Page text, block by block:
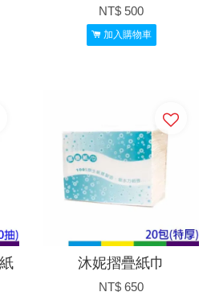
NT$ 500
加入購物車
沐妮摺疊紙巾
NT$ 650